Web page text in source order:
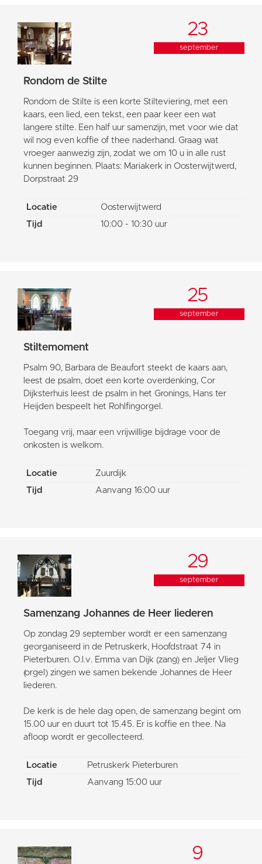
23
september
Rondom de Stilte
Rondom de Stilte is een korte Stilteviering, met een
kaars, een lied, een tekst, een paar keer een wat
langere stilte. Een half uur samenzijn, met voor wie dat
wil nog even koffie of thee naderhand. Graag wat
vroeger aanwezig zijn, zodat we om 10 u in alle rust
kunnen beginnen. Plaats: Mariakerk in Oosterwijtwerd,
Dorpstraat 29
Locatie
Oosterwijtwerd
Tijd
10:00 - 10:30 uur
25
september
Stiltemoment
Psalm 90, Barbara de Beaufort steekt de kaars aan,
leest de psalm, doet een korte overdenking, Cor
Dijksterhuis leest de psalm in het Gronings, Hans ter
Heijden bespeelt het Rohlfingorgel.
Toegang vrij, maar een vrijwillige bijdrage voor de
onkosten is welkom.
Locatie
Zuurdijk
Tijd
Aanvang 16:00 uur
29
september
Samenzang Johannes de Heer liederen
Op zondag 29 september wordt er een samenzang
georganiseerd in de Petruskerk, Hoofdstraat 74 in
Pieterburen. O.l.v. Emma van Dijk (zang) en Jeljer Vlieg
(orgel) zingen we samen bekende Johannes de Heer
liederen.
De kerk is de hele dag open, de samenzang begint om
15.00 uur en duurt tot 15.45. Er is koffie en thee. Na
afloop wordt er gecollecteerd.
Locatie
Petruskerk Pieterburen
Tijd
Aanvang 15:00 uur
9